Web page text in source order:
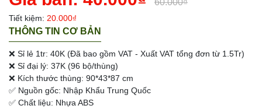
Tiết kiệm: 20.000₫
THÔNG TIN CƠ BẢN
❌ Sỉ lẻ 1tr: 40K (Đã bao gồm VAT - Xuất VAT tổng đơn từ 1.5Tr)
❌ Sỉ đại lý: 37K (96 bộ/thùng)
❌ Kích thước thùng: 90*43*87 cm
✅ Nguồn gốc: Nhập Khẩu Trung Quốc
✅ Chất liệu: Nhựa ABS